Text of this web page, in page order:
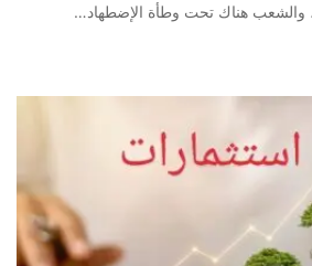
والشعب هناك تحت وطأة الإضطهاد…